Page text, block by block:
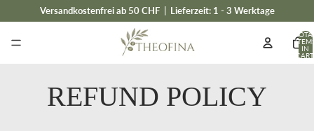
Versandkostenfrei ab 50 CHF Lieferzeit: 1 - 3 Werktage
IN
REFUND POLICY